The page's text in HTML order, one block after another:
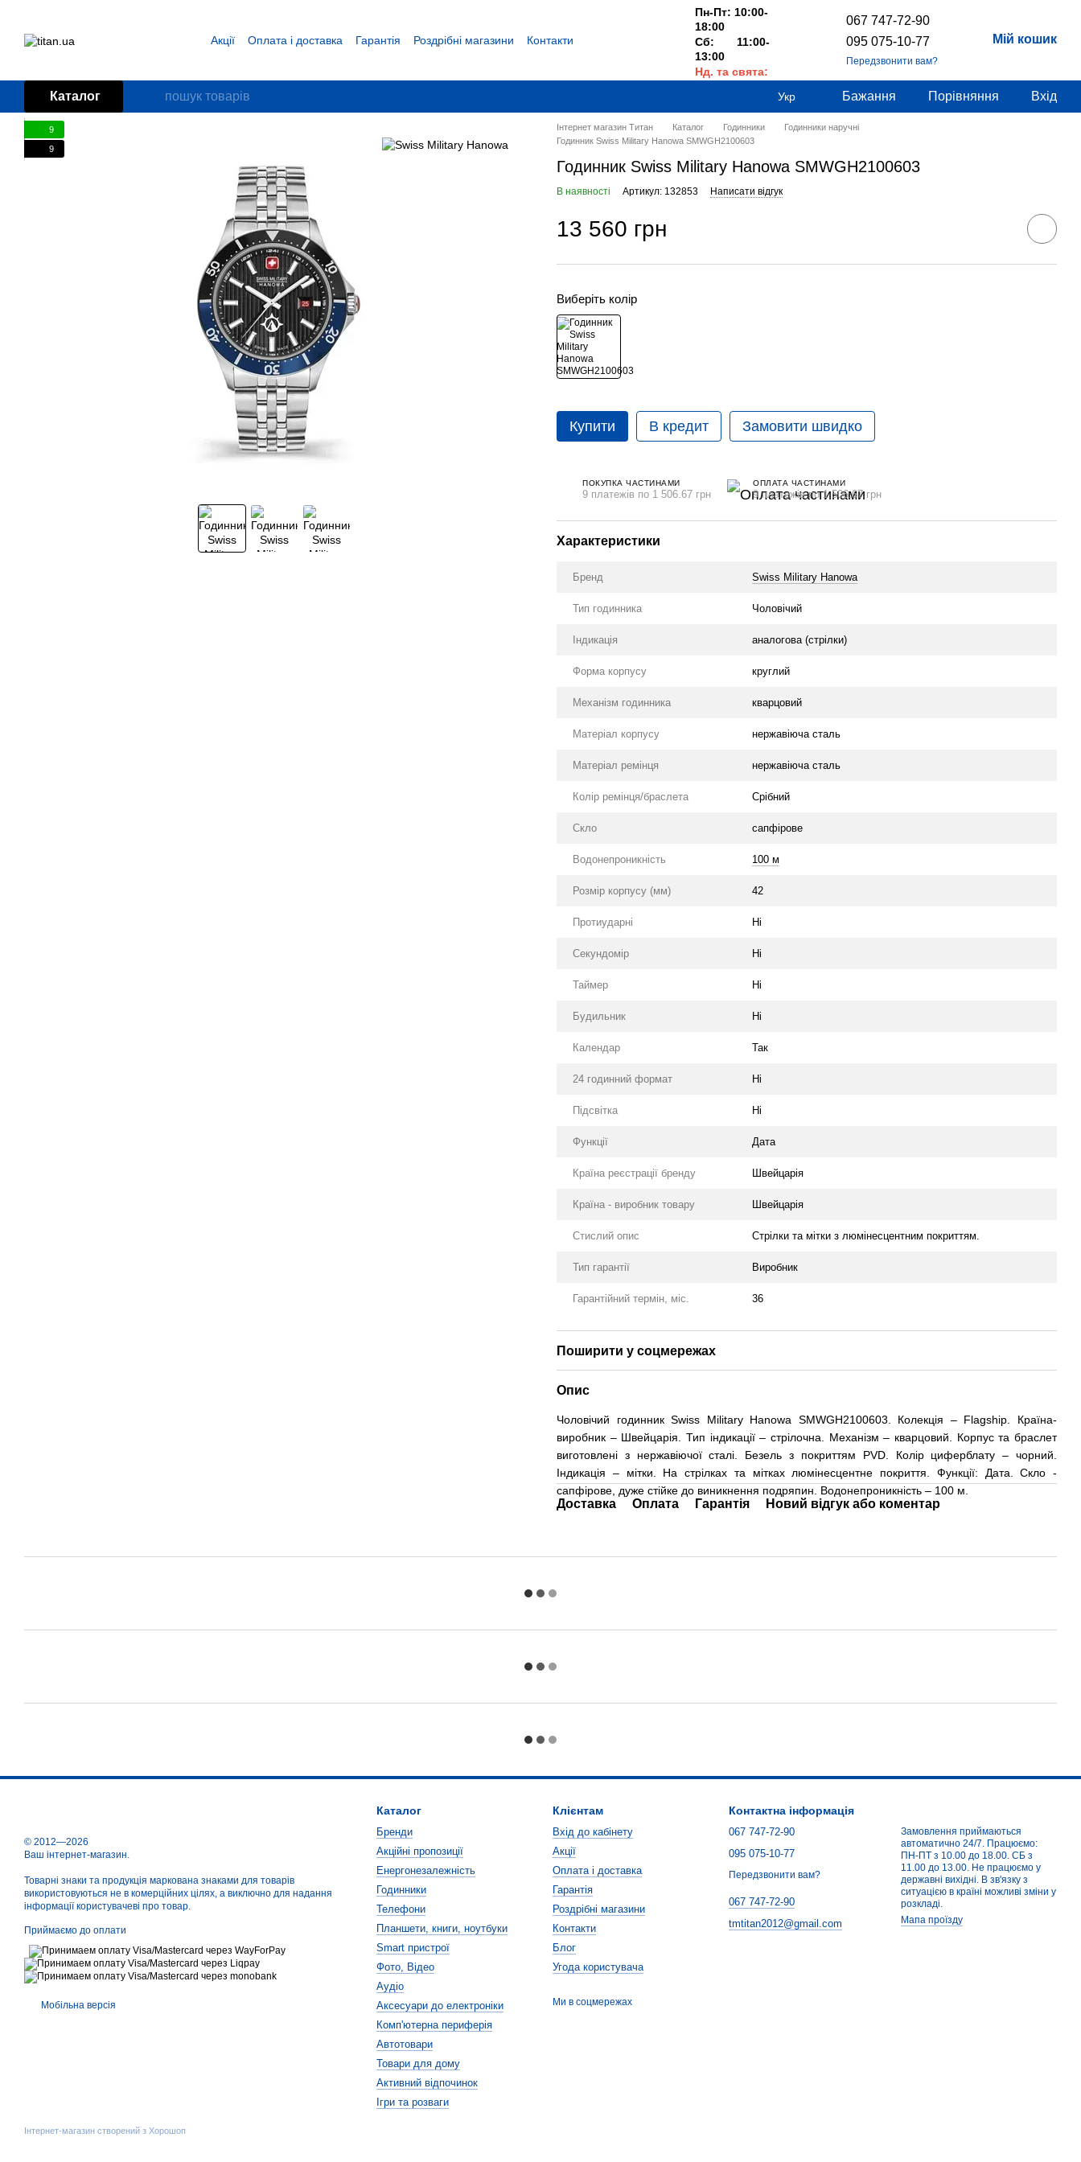
Акції Оплата і доставка Гарантія Роздрібні магазини
Контакти
Пн-Пт: 10:00-
18:00
Сб: 11:00-
13:00
Нд. та свята:
067 747-72-90
095 075-10-77
Передзвонити вам?
Мій кошик
Каталог Укр Бажання Порівняння Вхід
9
9
Інтернет магазин Титан Каталог Годинники
Годинники наручні
Годинник Swiss Military Hanowa SMWGH2100603
Годинник Swiss Military Hanowa SMWGH2100603
В наявності Артикул: 132853 Написати відгук
13 560 грн
Виберіть колір
Купити В кредит Замовити швидко
ПОКУПКА ЧАСТИНАМИ
9 платежів по 1 506.67 грн
ОПЛАТА ЧАСТИНАМИ
9 платежів по 1 506.67 грн
Характеристики
Бренд Swiss Military Hanowa
Тип годинника Чоловічий
Індикація аналогова (стрілки)
Форма корпусу круглий
Механізм годинника кварцовий
Матеріал корпусу нержавіюча сталь
Матеріал ремінця нержавіюча сталь
Колір ремінця/браслета Срібний
Скло сапфірове
Водонепроникність 100 м
Розмір корпусу (мм) 42
Протиударні Ні
Секундомір Ні
Таймер Ні
Будильник Ні
Календар Так
24 годинний формат Ні
Підсвітка Ні
Функції Дата
Країна реєстрації бренду Швейцарія
Країна - виробник товару Швейцарія
Стислий опис Стрілки та мітки з люмінесцентним покриттям.
Тип гарантії Виробник
Гарантійний термін, міс. 36
Поширити у соцмережах
Опис
Чоловічий годинник Swiss Military Hanowa SMWGH2100603. Колекція – Flagship. Країна-
виробник – Швейцарія. Тип індикації – стрілочна. Механізм – кварцовий. Корпус та браслет
виготовлені з нержавіючої сталі. Безель з покриттям PVD. Колір циферблату – чорний.
Індикація – мітки. На стрілках та мітках люмінесцентне покриття. Функції: Дата. Скло -
сапфірове, дуже стійке до виникнення подряпин. Водонепроникність – 100 м.
Доставка Оплата Гарантія Новий відгук або коментар
© 2012—2026
Ваш інтернет-магазин.
Товарні знаки та продукція маркована знаками для товарів
використовуються не в комерційних цілях, а виключно для надання
інформації користувачеві про товар.
Приймаємо до оплати
Мобільна версія
Інтернет-магазин створений з Хорошоп
Каталог
Бренди
Акційні пропозиції
Енергонезалежність
Годинники
Телефони
Планшети, книги, ноутбуки
Smart пристрої
Фото, Відео
Аудіо
Аксесуари до електроніки
Комп'ютерна периферія
Автотовари
Товари для дому
Активний відпочинок
Ігри та розваги
Клієнтам
Вхід до кабінету
Акції
Оплата і доставка
Гарантія
Роздрібні магазини
Контакти
Блог
Угода користувача
Ми в соцмережах
Контактна інформація
067 747-72-90
095 075-10-77
Передзвонити вам?
067 747-72-90
tmtitan2012@gmail.com
Замовлення приймаються
автоматично 24/7. Працюємо:
ПН-ПТ з 10.00 до 18.00. СБ з
11.00 до 13.00. Не працюємо у
державні вихідні. В зв'язку з
ситуацією в країні можливі зміни у
розкладі.
Мапа проїзду